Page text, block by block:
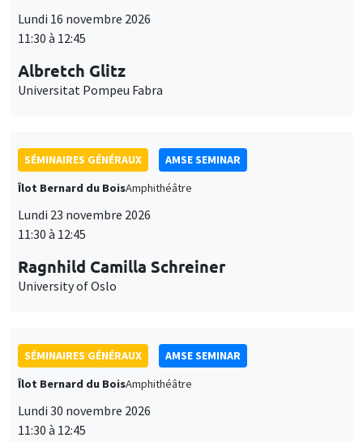
Lundi 16 novembre 2026
11:30 à 12:45
Albretch Glitz
Universitat Pompeu Fabra
SÉMINAIRES GÉNÉRAUX
AMSE SEMINAR
Îlot Bernard du BoisAmphithéâtre
Lundi 23 novembre 2026
11:30 à 12:45
Ragnhild Camilla Schreiner
University of Oslo
SÉMINAIRES GÉNÉRAUX
AMSE SEMINAR
Îlot Bernard du BoisAmphithéâtre
Lundi 30 novembre 2026
11:30 à 12:45